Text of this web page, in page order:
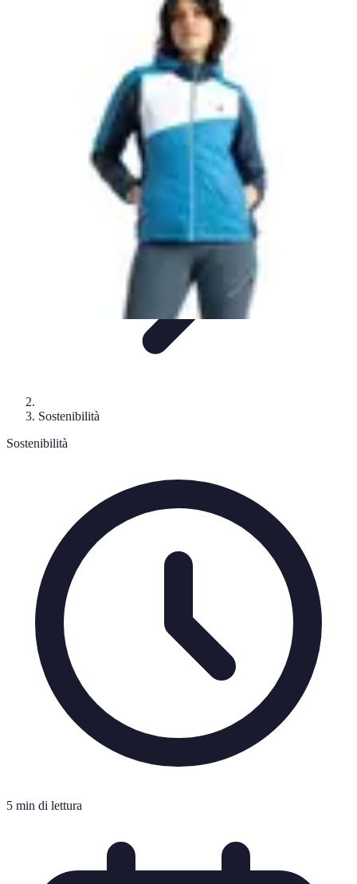
Sicurezza e Preparazione
Tendenze
Sostenibilità
Sostenibilità
5 min di lettura